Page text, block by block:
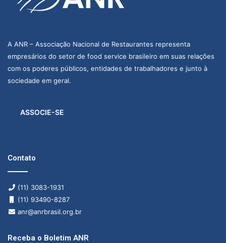
A ANR – Associação Nacional de Restaurantes representa
empresários do setor de food service brasileiro em suas relações
com os poderes públicos, entidades de trabalhadores e junto à
sociedade em geral.
ASSOCIE-SE
Contato
(11) 3083-1931
(11) 93490-8287
anr@anrbrasil.org.br
Receba o Boletim ANR